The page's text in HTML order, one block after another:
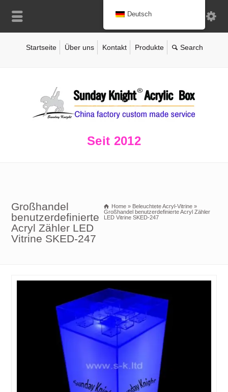
Startseite Über uns Kontakt Produkte
Seit 2012
Großhandel
benutzerdefinierte
Acryl Zähler LED
Vitrine SKED-247
Home » Beleuchtete Acryl-Vitrine »
Großhandel benutzerdefinierte Acryl Zähler
LED Vitrine SKED-247
Deutsch